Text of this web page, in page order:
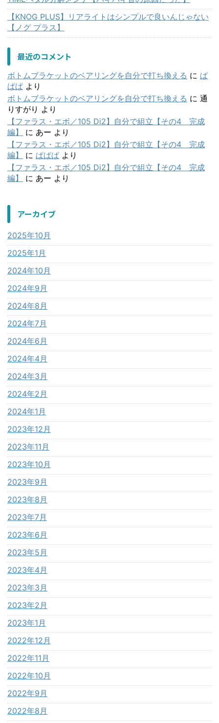
【KNOG PLUS】リアライトはシンプルで良いんじゃない
【ノグ プラス】
最近のコメント
ボトムブラケットのベアリングを自分で打ち換える に ぱ
ぱぱ より
ボトムブラケットのベアリングを自分で打ち換える に 通
りすがり より
【ファラス・エボ／105 Di2】自分で組立【その4 完成
編】
に あー より
【ファラス・エボ／105 Di2】自分で組立【その4 完成
編】
に ぱぱぱ より
【ファラス・エボ／105 Di2】自分で組立【その4 完成
編】
に あー より
アーカイブ
2025年10月
2025年1月
2024年10月
2024年9月
2024年8月
2024年7月
2024年6月
2024年4月
2024年3月
2024年2月
2024年1月
2023年12月
2023年11月
2023年10月
2023年9月
2023年8月
2023年7月
2023年6月
2023年5月
2023年4月
2023年3月
2023年2月
2023年1月
2022年12月
2022年11月
2022年10月
2022年9月
2022年8月